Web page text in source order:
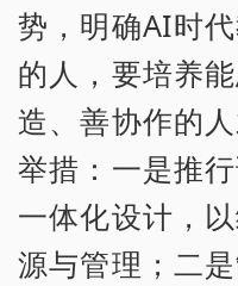
势，明确AI时
的人，要培养
造、善协作的
举措：一是推
一体化设计，
源与管理；二